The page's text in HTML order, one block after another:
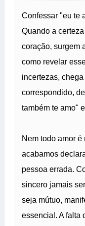
Confessar "eu te
Quando a
coração, surgem
como revelar
incertezas,
correspondido,
também te amo"
Nem todo amor
acabamos
pessoa errada.
sincero jamais
seja mútuo,
essencial. A falta